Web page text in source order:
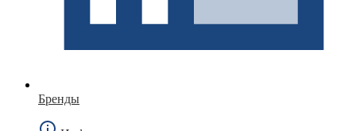
Бренды